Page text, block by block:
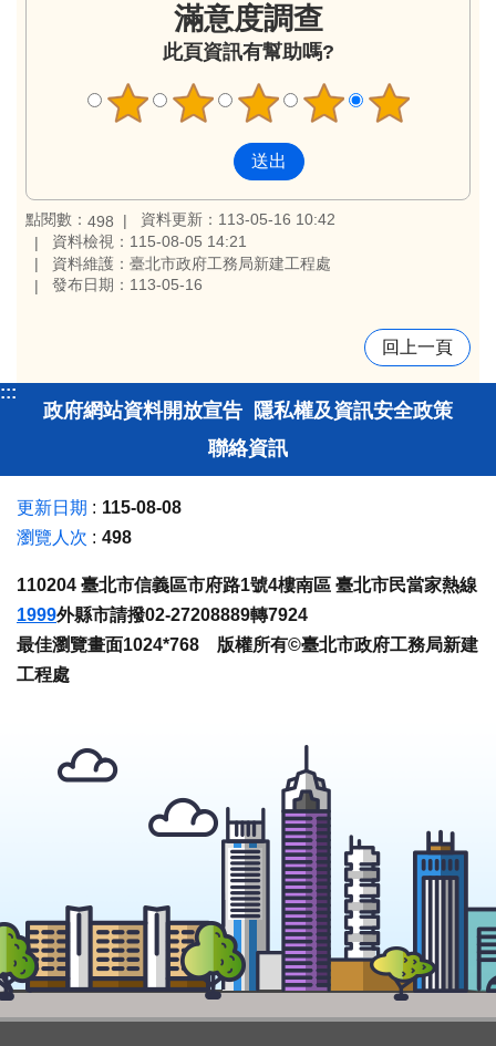
滿意度調查
此頁資訊有幫助嗎?
點閱數： 498
資料更新：113-05-16 10:42
資料檢視：115-08-05 14:21
資料維護：臺北市政府工務局新建工程處
發布日期：113-05-16
回上一頁
:::
政府網站資料開放宣告 隱私權及資訊安全政策
聯絡資訊
更新日期
115-08-08
瀏覽人次
498
110204 臺北市信義區市府路1號4樓南區 臺北市民當家熱線
1999外縣市請撥02-27208889轉7924
最佳瀏覽畫面1024*768 版權所有©臺北市政府工務局新建
工程處